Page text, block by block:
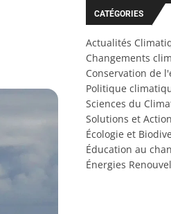
CATÉGORIES
Actualités
Changements
Conservation de
Politique
Sciences du
Solutions et
Écologie et
Éducation au
Énergies